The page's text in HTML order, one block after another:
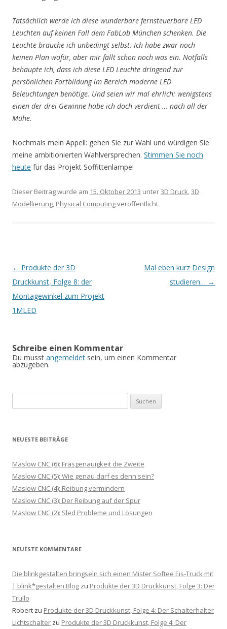
Tatsächlich werde ich diese wunderbare fernsteuerbare LED
Leuchten auf keinen Fall dem FabLab München schenken. Die
Leuchte brauche ich unbedingt selbst. Ich habe zwar noch
keinen Plan wofür, aber mir fällt schon noch was ein. Notfalls
behaupte ich, dass ich diese LED Leuchte dringend zur
persönlichen Fortbildung im Bereich moderne LED
Beleuchtungen benötige. Und seien wir mal ehrlich: wenigstens
einen der drei Gewinne habe ich doch verdient … nach all der
Mühe.
Nochmals mein Appell: gehen Sie zur Wahl und würdigen Sie
meine ambitionierten Wahlversprechen. Stimmen Sie noch
heute für das Projekt Soffittenlampe!
Dieser Beitrag wurde am 15. Oktober 2013 unter3D Druck 3D
Modellierung Physical Computingveröffentlicht.
Beitrags-
Navigation
← Produkte der 3D
Druckkunst, Folge 8: der
Montagewinkel zum Projekt
1MLED
Mal eben kurz Design
studieren… →
Schreibe einen Kommentar
Du musst angemeldet sein, um einen Kommentar
abzugeben.
nach:
NEUESTE BEITRÄGE
Maslow CNC (6): Fräsgenauigkeit die Zweite
Maslow CNC (5): Wie genau darf es denn sein?
Maslow CNC (4): Reibung vermindern
Maslow CNC (3): Der Reibung auf der Spur
Maslow CNC (2): Sled Probleme und Lösungen
NEUESTE KOMMENTARE
Die blinkgestalten bringseln sich einen Mister Softee Eis-Truck mit
| blink*gestalten Blog zu Produkte der 3D Druckkunst, Folge 3: Der
Trullo
Robert zu Produkte der 3D Druckkunst, Folge 4: Der Schalterhalter
Lichtschalter zu Produkte der 3D Druckkunst, Folge 4: Der